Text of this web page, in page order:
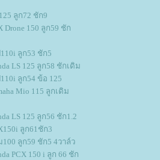
ลูก72 ชัก9
Drone 150 ลูก59 ชัก
ลูก53 ชัก5
LS 125 ลูก58 ชักเดิม
ลูก54 ข้อ 125
Mio 115 ลูกเดิม
LS 125 ลูก56 ชัก1.2
ลูก61ชัก3
ลูก59 ชัก5 4วาล์ว
PCX 150 i ลูก 66 ชัก